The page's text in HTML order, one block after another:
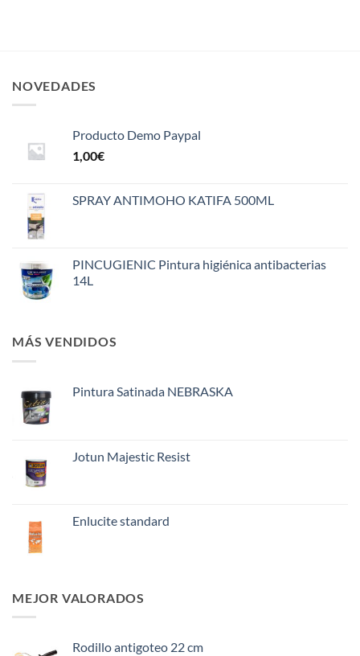
NOVEDADES
Producto Demo Paypal
1,00€
SPRAY ANTIMOHO KATIFA 500ML
PINCUGIENIC Pintura higiénica antibacterias
14L
MÁS VENDIDOS
Pintura Satinada NEBRASKA
Jotun Majestic Resist
Enlucite standard
MEJOR VALORADOS
Rodillo antigoteo 22 cm